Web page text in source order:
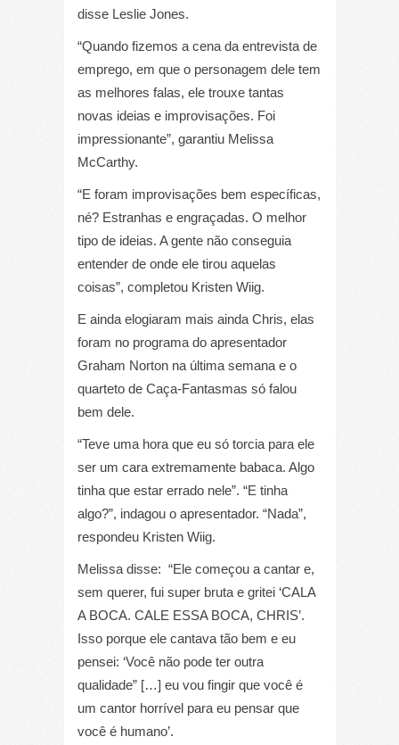
disse Leslie Jones.
“Quando fizemos a cena da entrevista de
emprego, em que o personagem dele tem
as melhores falas, ele trouxe tantas
novas ideias e improvisações. Foi
impressionante”, garantiu Melissa
McCarthy.
“E foram improvisações bem específicas,
né? Estranhas e engraçadas. O melhor
tipo de ideias. A gente não conseguia
entender de onde ele tirou aquelas
coisas”, completou Kristen Wiig.
E ainda elogiaram mais ainda Chris, elas
foram no programa do apresentador
Graham Norton na última semana e o
quarteto de Caça-Fantasmas só falou
bem dele.
“Teve uma hora que eu só torcia para ele
ser um cara extremamente babaca. Algo
tinha que estar errado nele”. “E tinha
algo?”, indagou o apresentador. “Nada”,
respondeu Kristen Wiig.
Melissa disse: “Ele começou a cantar e,
sem querer, fui super bruta e gritei ‘CALA
A BOCA. CALE ESSA BOCA, CHRIS’.
Isso porque ele cantava tão bem e eu
pensei: ‘Você não pode ter outra
qualidade” […] eu vou fingir que você é
um cantor horrível para eu pensar que
você é humano’.